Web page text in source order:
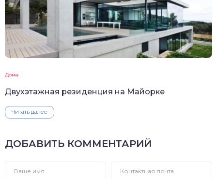
Дома
Двухэтажная резиденция на Майорке
Читать далее
ДОБАВИТЬ КОММЕНТАРИЙ